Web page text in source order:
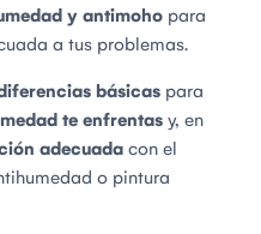
y antimoho para
a tus problemas.
básicas para
te enfrentas y, en
adecuada con el
o pintura